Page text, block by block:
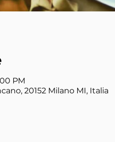
PM
20152 Milano MI, Italia